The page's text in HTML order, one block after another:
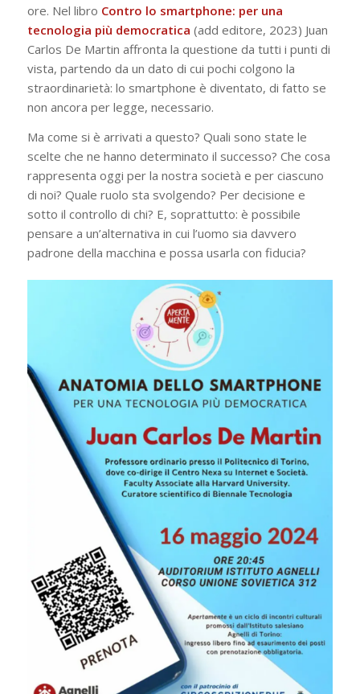
ore. Nel libro Contro lo smartphone: per una
tecnologia più democratica (add editore, 2023) Juan
Carlos De Martin affronta la questione da tutti i punti di
vista, partendo da un dato di cui pochi colgono la
straordinarietà: lo smartphone è diventato, di fatto se
non ancora per legge, necessario.
Ma come si è arrivati a questo? Quali sono state le
scelte che ne hanno determinato il successo? Che cosa
rappresenta oggi per la nostra società e per ciascuno
di noi? Quale ruolo sta svolgendo? Per decisione e
sotto il controllo di chi? E, soprattutto: è possibile
pensare a un’alternativa in cui l’uomo sia davvero
padrone della macchina e possa usarla con fiducia?